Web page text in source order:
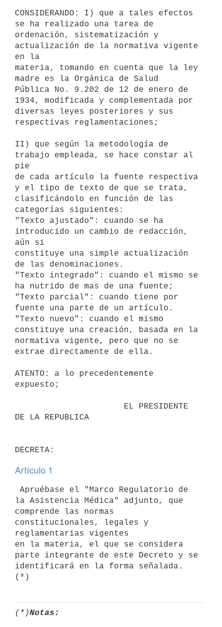
CONSIDERANDO: I) que a tales efectos
se ha realizado una tarea de
ordenación, sistematización y
actualización de la normativa vigente
en la
materia, tomando en cuenta que la ley
madre es la Orgánica de Salud
Pública No. 9.202 de 12 de enero de
1934, modificada y complementada por
diversas leyes posteriores y sus
respectivas reglamentaciones;
II) que según la metodología de
trabajo empleada, se hace constar al
pie
de cada artículo la fuente respectiva
y el tipo de texto de que se trata,
clasificándolo en función de las
categorías siguientes:
"Texto ajustado": cuando se ha
introducido un cambio de redacción,
aún si
constituye una simple actualización
de las denominaciones.
"Texto integrado": cuando el mismo se
ha nutrido de mas de una fuente;
"Texto parcial": cuando tiene por
fuente una parte de un artículo.
"Texto nuevo": cuando el mismo
constituye una creación, basada en la
normativa vigente, pero que no se
extrae directamente de ella.
ATENTO: a lo precedentemente
expuesto;
DE LA REPUBLICA
Artículo 1
la Asistencia Médica" adjunto, que
comprende las normas
constitucionales, legales y
reglamentarias vigentes
en la materia, el que se considera
parte integrante de este Decreto y se
identificará en la forma señalada.
(*)Notas: